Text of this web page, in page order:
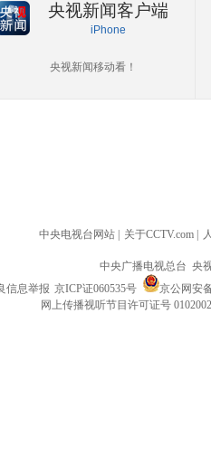
央视新闻客户端
iPhone
央视新闻移动看！
中央电视台网站 关于CCTV.com
中央广播电视总台 央
信息举报 京ICP证060535号
京公网安
网上传播视听节目许可证号